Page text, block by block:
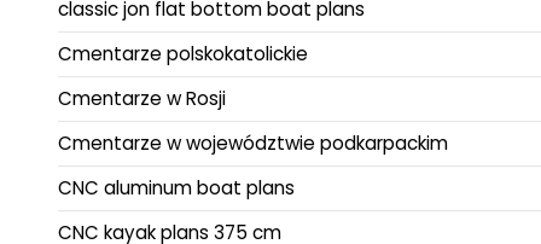
classic jon flat bottom boat plans
Cmentarze polskokatolickie
Cmentarze w Rosji
Cmentarze w województwie podkarpackim
CNC aluminum boat plans
CNC kayak plans 375 cm